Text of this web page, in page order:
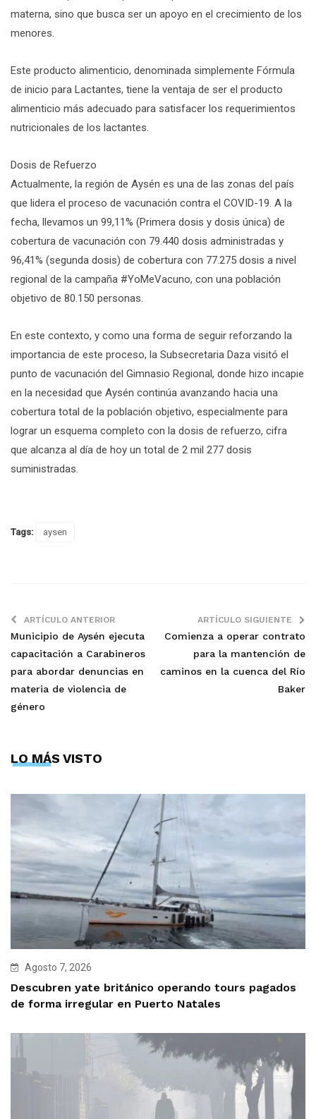
materna, sino que busca ser un apoyo en el crecimiento de los
menores.
Este producto alimenticio, denominada simplemente Fórmula
de inicio para Lactantes, tiene la ventaja de ser el producto
alimenticio más adecuado para satisfacer los requerimientos
nutricionales de los lactantes.
Dosis de Refuerzo
Actualmente, la región de Aysén es una de las zonas del país
que lidera el proceso de vacunación contra el COVID-19. A la
fecha, llevamos un 99,11% (Primera dosis y dosis única) de
cobertura de vacunación con 79.440 dosis administradas y
96,41% (segunda dosis) de cobertura con 77.275 dosis a nivel
regional de la campaña #YoMeVacuno, con una población
objetivo de 80.150 personas.
En este contexto, y como una forma de seguir reforzando la
importancia de este proceso, la Subsecretaria Daza visitó el
punto de vacunación del Gimnasio Regional, donde hizo incapie
en la necesidad que Aysén continúa avanzando hacia una
cobertura total de la población objetivo, especialmente para
lograr un esquema completo con la dosis de refuerzo, cifra
que alcanza al día de hoy un total de 2 mil 277 dosis
suministradas.
Tags: aysen
ARTÍCULO ANTERIOR
Municipio de Aysén ejecuta
capacitación a Carabineros
para abordar denuncias en
materia de violencia de
género
ARTÍCULO SIGUIENTE
Comienza a operar contrato
para la mantención de
caminos en la cuenca del Río
Baker
LO MÁS VISTO
Agosto 7, 2026
Descubren yate británico operando tours pagados
de forma irregular en Puerto Natales